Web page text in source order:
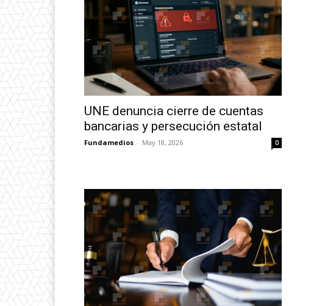
UNE denuncia cierre de cuentas
bancarias y persecución estatal
Fundamedios - May 18, 2026 0